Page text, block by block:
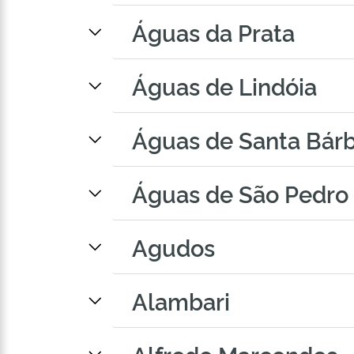
Águas da Prata
Águas de Lindóia
Águas de Santa
Águas de São Pedro
Agudos
Alambari